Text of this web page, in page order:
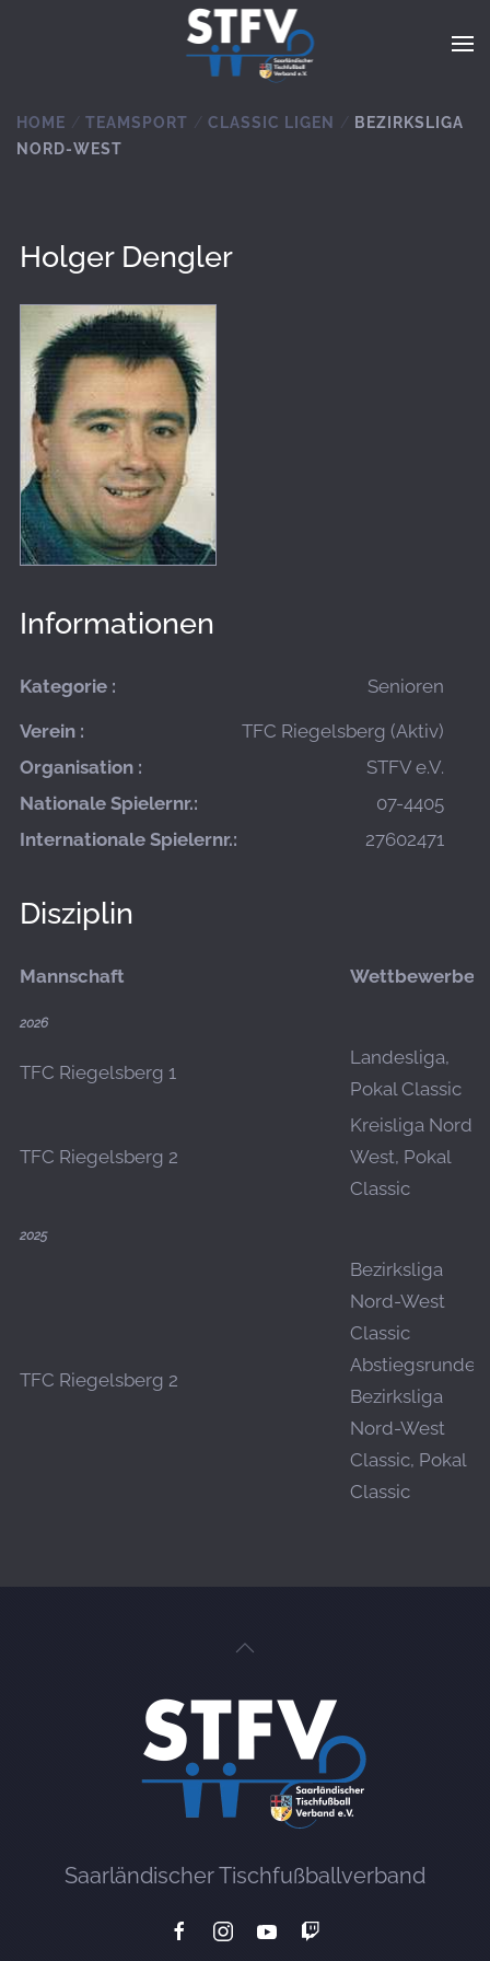
Zum Hauptinhalt springen
HOME TEAMSPORT CLASSIC LIGEN
BEZIRKSLIGA
NORD-WEST
Holger Dengler
Informationen
Kategorie : Senioren
Verein :
TFC Riegelsberg (Aktiv)
Organisation :
STFV e.V.
Nationale Spielernr.:
07-4405
Internationale Spielernr.:
27602471
Disziplin
Mannschaft Wettbewerbe
2026
TFC Riegelsberg 1
Landesliga,
Pokal Classic
TFC Riegelsberg 2
Kreisliga Nord-
West, Pokal
Classic
2025
TFC Riegelsberg 2
Bezirksliga
Nord-West
Classic
Abstiegsrunde,
Bezirksliga
Nord-West
Classic, Pokal
Classic
Saarländischer Tischfußballverband